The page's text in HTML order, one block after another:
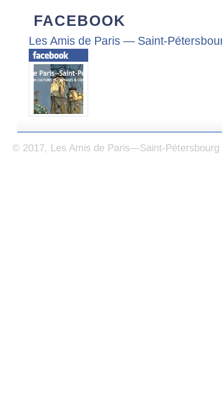
FACEBOOK
Les Amis de Paris — Saint-
© 2017, Les Amis de Paris—Saint-Pétersbourg